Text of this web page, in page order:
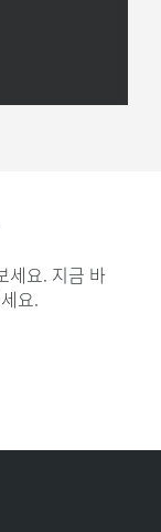
세요. 지금 바
요.